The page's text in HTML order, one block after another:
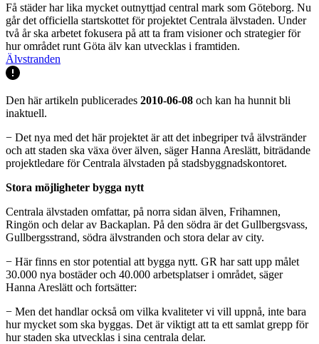
Få städer har lika mycket outnyttjad central mark som Göteborg. Nu
går det officiella startskottet för projektet Centrala älvstaden. Under
två år ska arbetet fokusera på att ta fram visioner och strategier för
hur området runt Göta älv kan utvecklas i framtiden.
Älvstranden
Den här artikeln publicerades 2010-06-08 och kan ha hunnit bli
inaktuell.
− Det nya med det här projektet är att det inbegriper två älvstränder
och att staden ska växa över älven, säger Hanna Areslätt, biträdande
projektledare för Centrala älvstaden på stadsbyggnadskontoret.
Stora möjligheter bygga nytt
Centrala älvstaden omfattar, på norra sidan älven, Frihamnen,
Ringön och delar av Backaplan. På den södra är det Gullbergsvass,
Gullbergsstrand, södra älvstranden och stora delar av city.
− Här finns en stor potential att bygga nytt. GR har satt upp målet
30.000 nya bostäder och 40.000 arbetsplatser i området, säger
Hanna Areslätt och fortsätter:
− Men det handlar också om vilka kvaliteter vi vill uppnå, inte bara
hur mycket som ska byggas. Det är viktigt att ta ett samlat grepp för
hur staden ska utvecklas i sina centrala delar.